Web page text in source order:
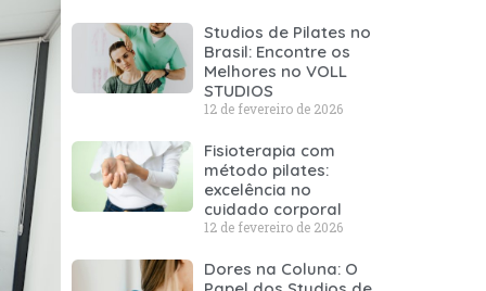
Studios de Pilates no
Brasil: Encontre os
Melhores no VOLL
STUDIOS
12 de fevereiro de 2026
Fisioterapia com
método pilates:
excelência no
cuidado corporal
12 de fevereiro de 2026
Dores na Coluna: O